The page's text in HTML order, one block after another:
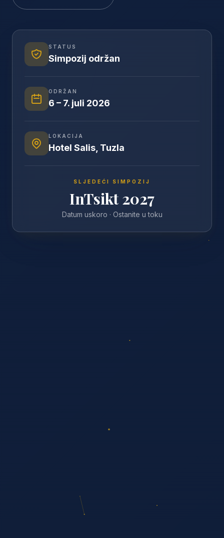
STATUS
Simpozij održan
ODRŽAN
6 – 7. juli 2026
LOKACIJA
Hotel Salis, Tuzla
SLJEDEĆI SIMPOZIJ
InTsikt 2027
Datum uskoro · Ostanite u toku